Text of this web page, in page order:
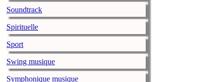
Soundtrack
Spirituelle
Sport
Swing musique
Symphonique musique